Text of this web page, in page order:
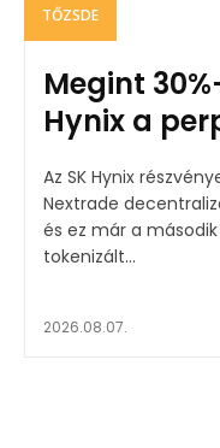
TŐZSDE
Megint
Hynix a
Az SK Hynix
Nextrade
és ez már a második
tokenizált...
2026.08.07.